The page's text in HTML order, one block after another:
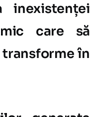
inexistenței
care să
în